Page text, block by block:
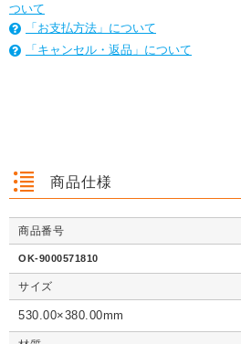
ついて
「お支払方法」について
「キャンセル・返品」について
クッション封筒（ネ
コポス最大）※A4
不可
1枚 21.1円～
【広告入】宅配120
（高さ3段階変更可
クッション封筒（ネ
不可
1枚 21.1円～
クッション封筒（ネ
コポス最大）※A4
不可
1枚 21.1円～
イズ 段ボール箱
商品仕様
商品番号
OK-9000571810
サイズ
530.00×380.00mm